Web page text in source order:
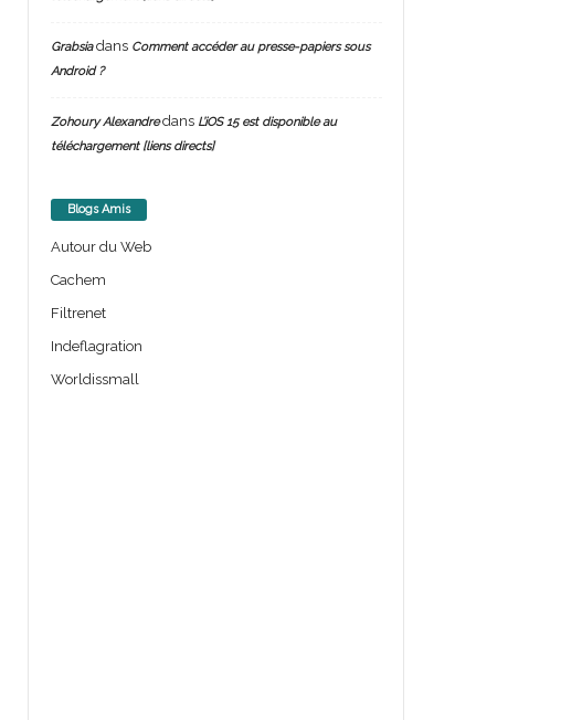
Grabsiadans Comment accéder au presse-papiers sous
Android ?
Zohoury Alexandredans L’iOS 15 est disponible au
téléchargement [liens directs]
Blogs Amis
Autour du Web
Cachem
Filtrenet
Indeflagration
Worldissmall